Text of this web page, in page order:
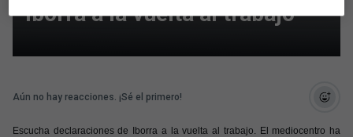
Iborra a la vuelta al trabajo
Aún no hay reacciones. ¡Sé el primero!
Escucha declaraciones de Iborra a la vuelta al trabajo. El mediocentro ha